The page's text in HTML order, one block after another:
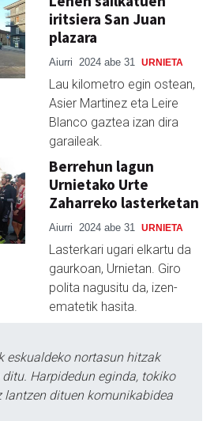
iritsiera San Juan
plazara
Aiurri 2024 abe 31 URNIETA
Lau kilometro egin ostean,
Asier Martinez eta Leire
Blanco gaztea izan dira
garaileak.
Berrehun lagun
Urnietako Urte
Zaharreko lasterketan
Aiurri 2024 abe 31 URNIETA
Lasterkari ugari elkartu da
gaurkoan, Urnietan. Giro
polita nagusitu da, izen-
ematetik hasita.
eskualdeko nortasun hitzak
Harpidedun eginda, tokiko
lantzen dituen komunikabidea